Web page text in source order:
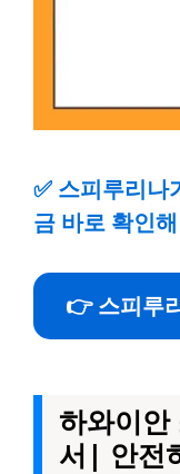
✅ 스피루리나
금 바로 확인
👉 스피루
하와이안
서| 안전